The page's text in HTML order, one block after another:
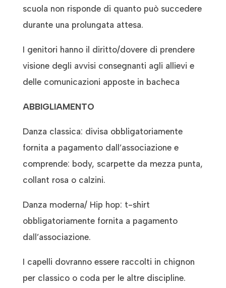
scuola non risponde di quanto può succedere
durante una prolungata attesa.
I genitori hanno il diritto/dovere di prendere
visione degli avvisi consegnanti agli allievi e
delle comunicazioni apposte in bacheca
ABBIGLIAMENTO
Danza classica: divisa obbligatoriamente
fornita a pagamento dall’associazione e
comprende: body, scarpette da mezza punta,
collant rosa o calzini.
Danza moderna/ Hip hop: t-shirt
obbligatoriamente fornita a pagamento
dall’associazione.
I capelli dovranno essere raccolti in chignon
per classico o coda per le altre discipline.